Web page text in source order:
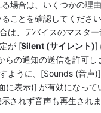
場合は、いくつかの理
ことを確認してください
は、デバイスのマスタ
が [Silent (サイレント)]
らの通知の送信を許可
ように、[Sounds (音
表示)] が有効になって
されず音声も再生されま